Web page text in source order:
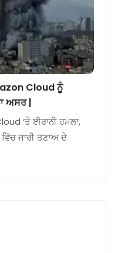
Cloud ਨੂੰ
ਅਸਰ |
‘ਤੇ ਈਰਾਨੀ ਹਮਲਾ,
ਜਾਰੀ ਤਣਾਅ ਦੇ